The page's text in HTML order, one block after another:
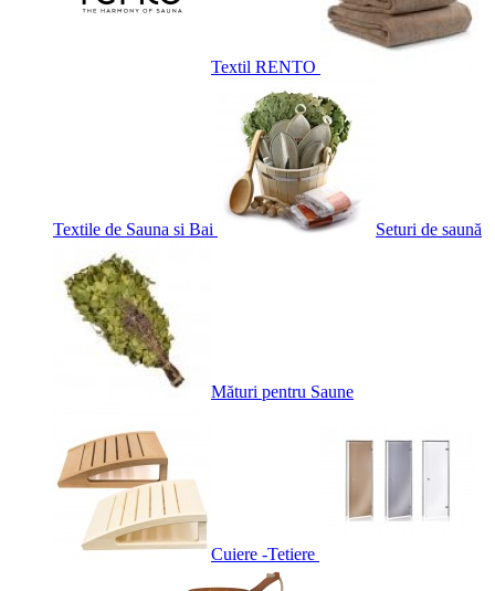
Textil RENTO
Textile de Sauna si Bai Seturi de saună
Mături pentru Saune
Cuiere -Tetiere